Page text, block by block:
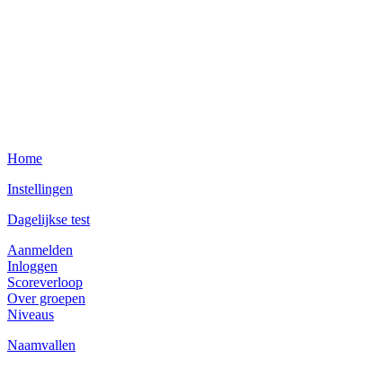
Home
Instellingen
Dagelijkse test
Aanmelden
Inloggen
Scoreverloop
Over groepen
Niveaus
Naamvallen